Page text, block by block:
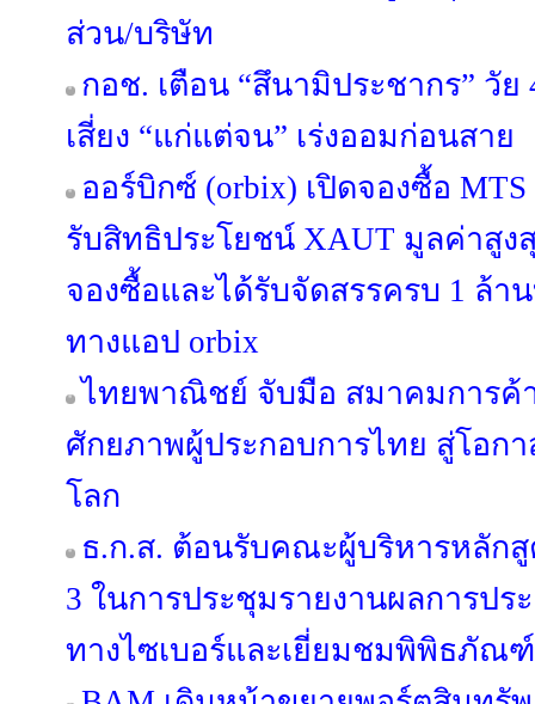
ส่วน/บริษัท
กอช. เตือน “สึนามิประชากร” วัย
เสี่ยง “แก่แต่จน” เร่งออมก่อนสาย
ออร์บิกซ์ (orbix) เปิดจองซื้อ MTS
รับสิทธิประโยชน์ XAUT มูลค่าสูง
จองซื้อและได้รับจัดสรรครบ 1 ล้า
ทางแอป orbix
ไทยพาณิชย์ จับมือ สมาคมการค้
ศักยภาพผู้ประกอบการไทย สู่โอก
โลก
ธ.ก.ส. ต้อนรับคณะผู้บริหารหลักสู
3 ในการประชุมรายงานผลการป
ทางไซเบอร์และเยี่ยมชมพิพิธภัณ